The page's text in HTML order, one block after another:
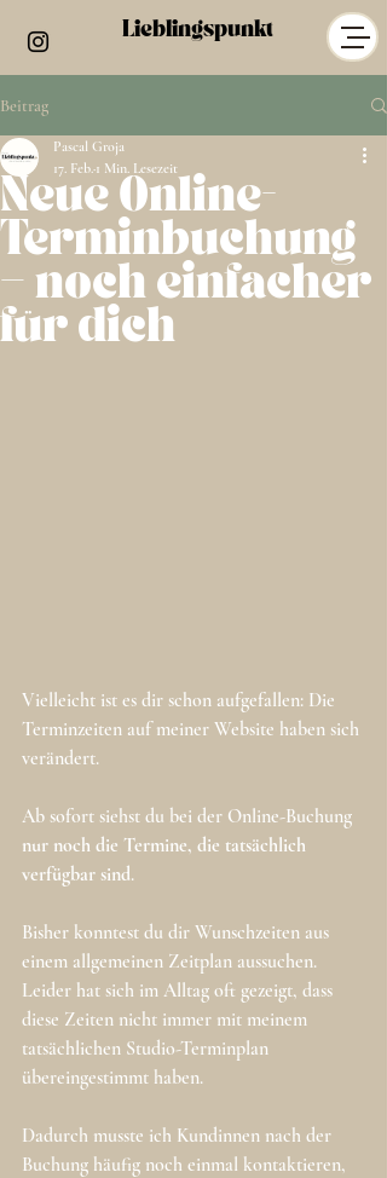
Lieblingspunkt
Beitrag
Neue Online-
Terminbuchung
– noch einfacher
für dich
Pascal Groja
17. Feb. 1 Min. Lesezeit
Vielleicht ist es dir schon aufgefallen: Die
Terminzeiten auf meiner Website haben sich
verändert.
Ab sofort siehst du bei der Online-Buchung
nur noch die Termine, die tatsächlich
verfügbar sind.
Bisher konntest du dir Wunschzeiten aus
einem allgemeinen Zeitplan aussuchen.
Leider hat sich im Alltag oft gezeigt, dass
diese Zeiten nicht immer mit meinem
tatsächlichen Studio-Terminplan
übereingestimmt haben.
Dadurch musste ich Kundinnen nach der
Buchung häufig noch einmal kontaktieren,